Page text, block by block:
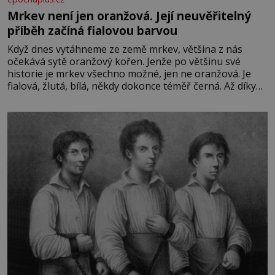
Mrkev není jen oranžová. Její neuvěřitelný
příběh začíná fialovou barvou
Když dnes vytáhneme ze země mrkev, většina z nás
očekává sytě oranžový kořen. Jenže po většinu své
historie je mrkev všechno možné, jen ne oranžová. Je
fialová, žlutá, bílá, někdy dokonce téměř černá. Až díky
bez které si českou zahradu ani nedokážeme představit.